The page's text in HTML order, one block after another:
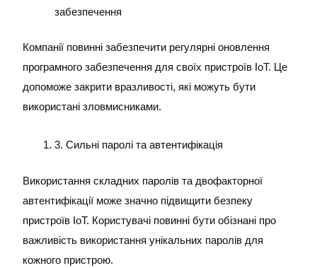
забезпечення
Компанії повинні забезпечити регулярні оновлення
програмного забезпечення для своїх пристроїв IoT. Це
допоможе закрити вразливості, які можуть бути
використані зловмисниками.
3. Сильні паролі та автентифікація
Використання складних паролів та двофакторної
автентифікації може значно підвищити безпеку
пристроїв IoT. Користувачі повинні бути обізнані про
важливість використання унікальних паролів для
кожного пристрою.